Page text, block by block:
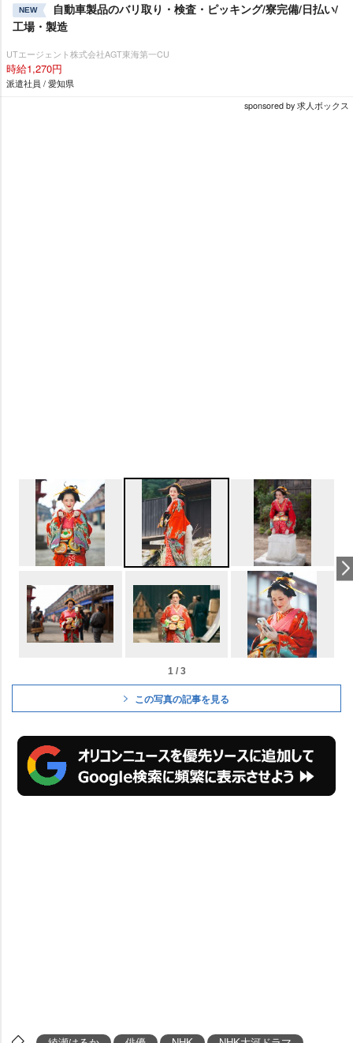
NEW
自動車製品のバリ取り・検査・ピッキング/寮完備/日払い/
工場・製造
UTエージェント株式会社AGT東海第一CU
時給1,270円
派遣社員 / 愛知県
sponsored by 求人ボックス
1 / 3
この写真の記事を見る